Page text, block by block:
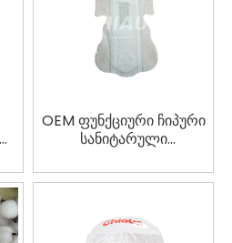
OEM ფუნქციური ჩიპური
სანიტარული
ინდივიდუალური